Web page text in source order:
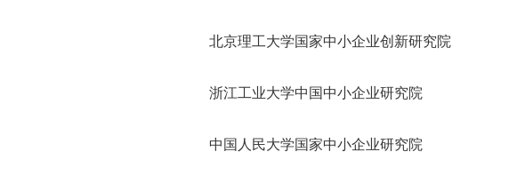
北京理工大学国家中小企业创新研究院
浙江工业大学中国中小企业研究院
中国人民大学国家中小企业研究院